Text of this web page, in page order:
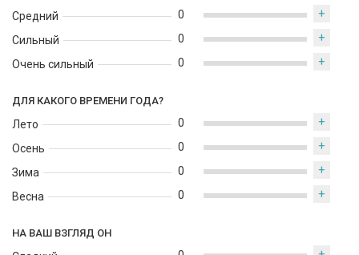
Средний
Сильный
Очень сильный
0 +
0 +
0 +
ДЛЯ КАКОГО ВРЕМЕНИ ГОДА?
Лето
Осень
Зима
Весна
0 +
0 +
0 +
0 +
НА ВАШ ВЗГЛЯД ОН